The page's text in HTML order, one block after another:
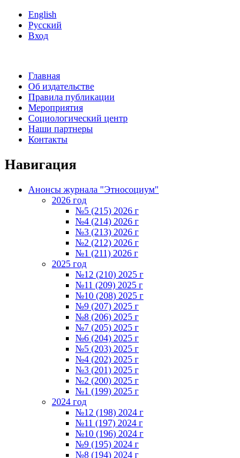
English
Русский
Вход
Главная
Об издательстве
Правила публикации
Мероприятия
Социологический центр
Наши партнеры
Контакты
Навигация
Анонсы журнала "Этносоциум"
2026 год
№5 (215) 2026 г
№4 (214) 2026 г
№3 (213) 2026 г
№2 (212) 2026 г
№1 (211) 2026 г
2025 год
№12 (210) 2025 г
№11 (209) 2025 г
№10 (208) 2025 г
№9 (207) 2025 г
№8 (206) 2025 г
№7 (205) 2025 г
№6 (204) 2025 г
№5 (203) 2025 г
№4 (202) 2025 г
№3 (201) 2025 г
№2 (200) 2025 г
№1 (199) 2025 г
2024 год
№12 (198) 2024 г
№11 (197) 2024 г
№10 (196) 2024 г
№9 (195) 2024 г
№8 (194) 2024 г